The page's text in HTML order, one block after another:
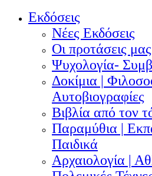
Εκδόσεις
Νέες Εκδόσεις
Οι προτάσεις
Ψυχολογία-
Δοκίμια |
Αυτοβιογραφίες
Βιβλία από τον
Παραμύθια |
Παιδικά
Αρχαιολογία |